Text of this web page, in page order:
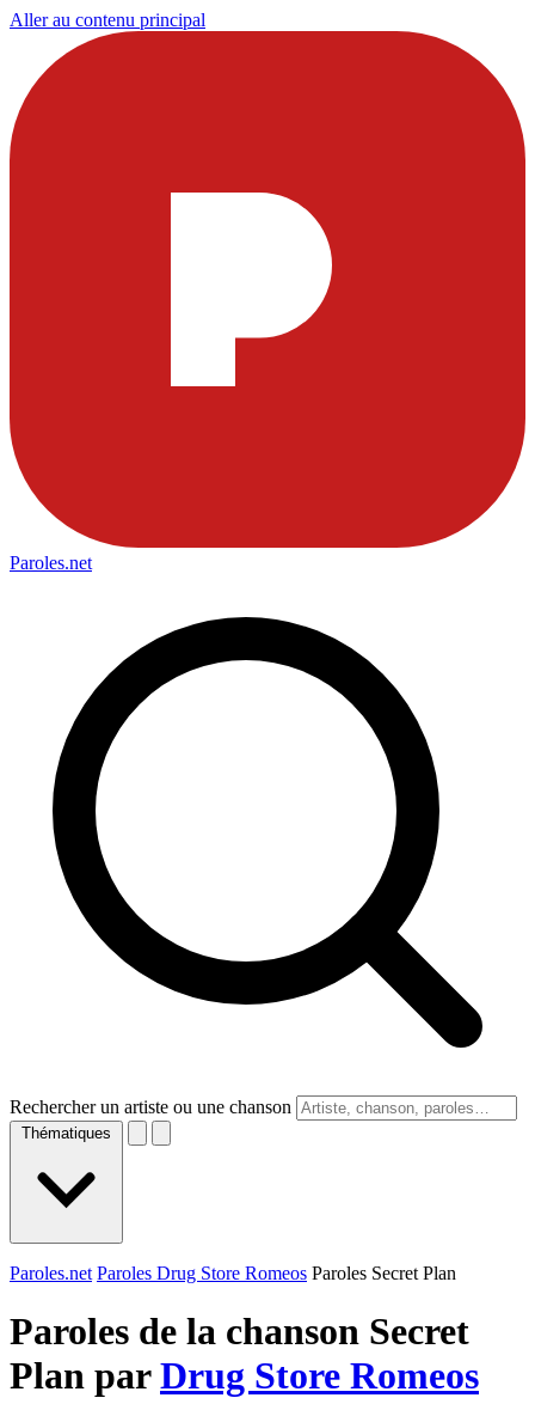
Aller au contenu principal
Paroles.net
Rechercher un artiste ou une chanson
Thématiques
Paroles.net Paroles Drug Store Romeos Paroles Secret Plan
Paroles de la chanson Secret
Plan parDrug Store Romeos